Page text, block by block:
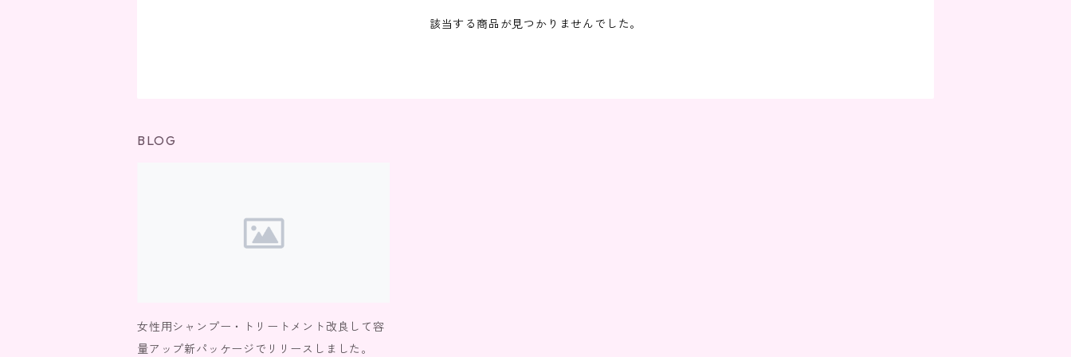
該当する商品が見つかりませんでした。
BLOG
女性用シャンプー・トリートメント改良して容
量アップ新パッケージでリリースしました。